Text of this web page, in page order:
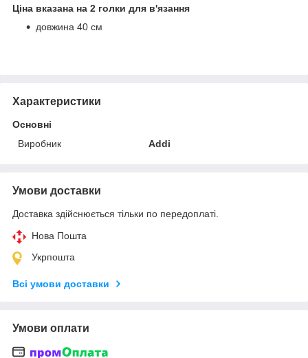
Ціна вказана на 2 голки для в'язання
довжина 40 см
Характеристики
Основні
Виробник
Addi
Умови доставки
Доставка здійснюється тільки по передоплаті.
Нова Пошта
Укрпошта
Всі умови доставки
Умови оплати